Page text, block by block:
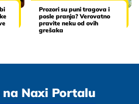
Prozori su puni tragova i
posle pranja? Verovatno
pravite neku od ovih
grešaka
Naxi Portalu